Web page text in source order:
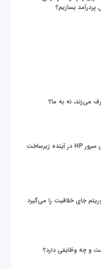
بسازیم؟
می‌زند، نه به ما؟
زیر پوست دنیای داده؛ نقش سرور HP در آینده زیرساخت
جای خلاقیت را می‌گیرد
و چه وظایفی دارد؟